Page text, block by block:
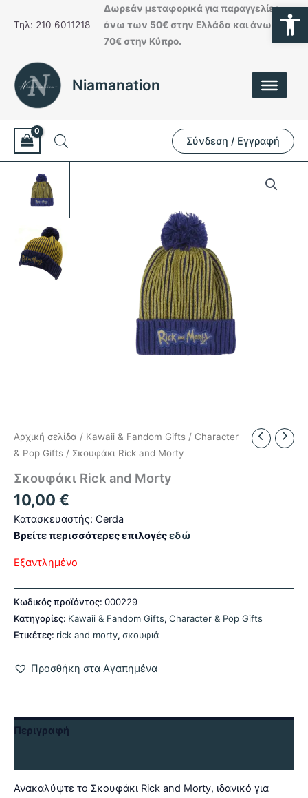
στοΤηλ: 210 6011218
Δωρεάν μεταφορικά για παραγγελίες
άνω των 50€ στην Ελλάδα και άνω των
70€ στην Κύπρο.
Niamanation
Σύνδεση / Εγγραφή
Αρχική σελίδα / Kawaii & Fandom Gifts / Character
& Pop Gifts / Σκουφάκι Rick and Morty
Σκουφάκι Rick and Morty
10,00 €
Κατασκευαστής: Cerda
Βρείτε περισσότερες επιλογέςεδώ
Εξαντλημένο
Κωδικός προϊόντος: 000229
Κατηγορίες: Kawaii & Fandom Gifts, Character & Pop Gifts
Ετικέτες: rick and morty, σκουφιά
Προσθήκη στα Αγαπημένα
Περιγραφή
Ανακαλύψτε το Σκουφάκι Rick and Morty, ιδανικό για